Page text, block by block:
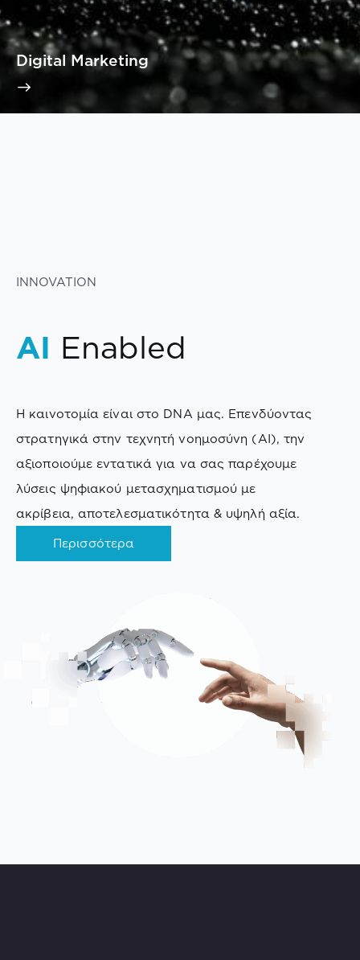
Digital Marketing
INNOVATION
AI Enabled
Η καινοτομία είναι στο DNA μας. Επενδύοντας
στρατηγικά στην τεχνητή νοημοσύνη (AI), την
αξιοποιούμε εντατικά για να σας παρέχουμε
λύσεις ψηφιακού μετασχηματισμού με
ακρίβεια, αποτελεσματικότητα & υψηλή αξία.
Περισσότερα